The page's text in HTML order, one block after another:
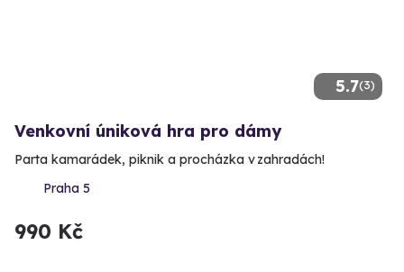
5.7(3)
Venkovní úniková hra pro dámy
Parta kamarádek, piknik a procházka v zahradách!
Praha 5
990 Kč